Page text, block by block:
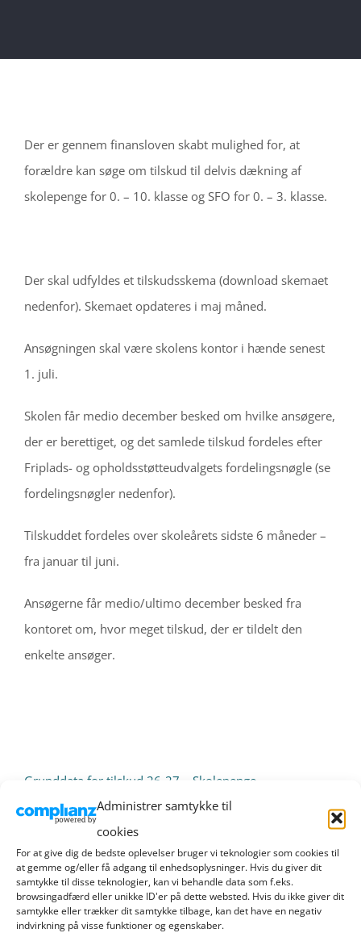
Administrer samtykke til
cookies
For at give dig de bedste oplevelser bruger vi teknologier som cookies til
at gemme og/eller få adgang til enhedsoplysninger. Hvis du giver dit
samtykke til disse teknologier, kan vi behandle data som f.eks.
browsingadfærd eller unikke ID'er på dette websted. Hvis du ikke giver dit
samtykke eller trækker dit samtykke tilbage, kan det have en negativ
indvirkning på visse funktioner og egenskaber.
Der er gennem finansloven skabt mulighed for, at
forældre kan søge om tilskud til delvis dækning af
skolepenge for 0. – 10. klasse og SFO for 0. – 3. klasse.
Der skal udfyldes et tilskudsskema (download skemaet
nedenfor). Skemaet opdateres i maj måned.
Ansøgningen skal være skolens kontor i hænde senest
1. juli.
Skolen får medio december besked om hvilke ansøgere,
der er berettiget, og det samlede tilskud fordeles efter
Friplads- og opholdsstøtteudvalgets fordelingsnøgle (se
fordelingsnøgler nedenfor).
Tilskuddet fordeles over skoleårets sidste 6 måneder –
fra januar til juni.
Ansøgerne får medio/ultimo december besked fra
kontoret om, hvor meget tilskud, der er tildelt den
enkelte ansøger.
Grunddata for tilskud 26-27 – Skolepenge
Grunddata for tilskud 26-27 – SFO
Ansøgning om tilskud 26-27 – Skolepenge
Ansøgning om tilskud 26-27 – Skolepenge og sfo